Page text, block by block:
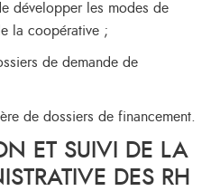
développer les modes de
la coopérative ;
de demande de
de dossiers de financement.
ET SUIVI DE LA
DES RH